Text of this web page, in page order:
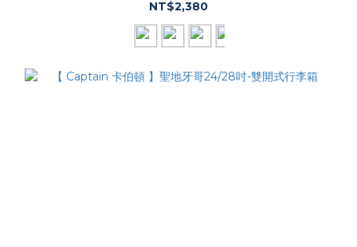
NT$2,380